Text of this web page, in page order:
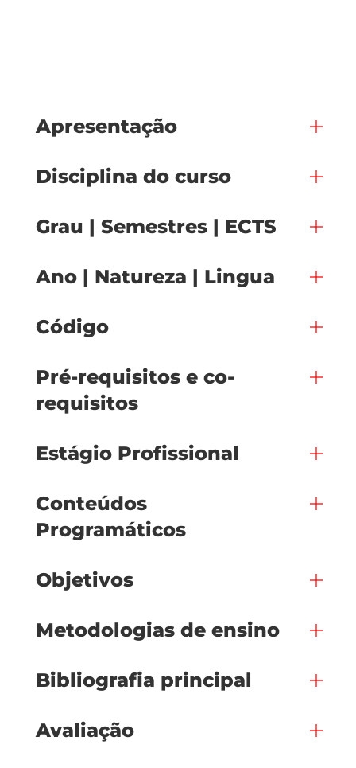
Apresentação
Disciplina do curso
Grau | Semestres | ECTS
Ano | Natureza | Lingua
Código
Pré-requisitos e co-
requisitos
Estágio Profissional
Conteúdos
Programáticos
Objetivos
Metodologias de ensino
Bibliografia principal
Avaliação